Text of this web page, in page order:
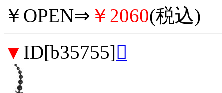
￥OPEN⇒ ￥2060(税込)
▼ ID[b35755]